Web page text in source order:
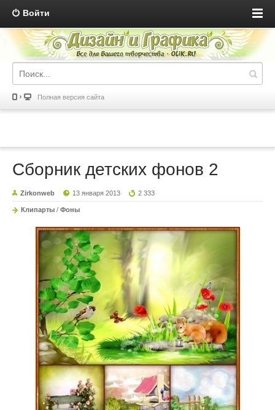
Войти
Полная версия сайта
Сборник детских фонов 2
Zirkonweb 13 января 2013 2 333
Клипарты / Фоны